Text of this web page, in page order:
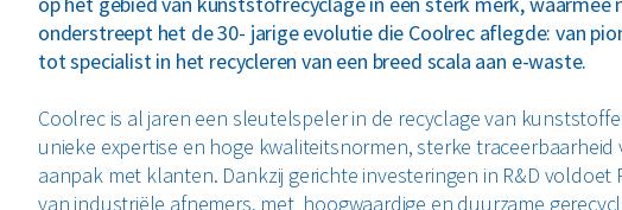
onderstreept het de 30- jarige evolutie die Coolrec aflegde: van
tot specialist in het recycleren van een breed scala aan e-waste.
Coolrec is al jaren een sleutelspeler in de recyclage van
unieke expertise en hoge kwaliteitsnormen, sterke
aanpak met klanten. Dankzij gerichte investeringen in R&D
van industriële afnemers, met hoogwaardige en duurzame